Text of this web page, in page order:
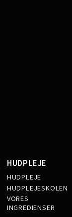
HUDPLEJE
HUDPLEJE
HUDPLEJESKOLEN
VORES
INGREDIENSER